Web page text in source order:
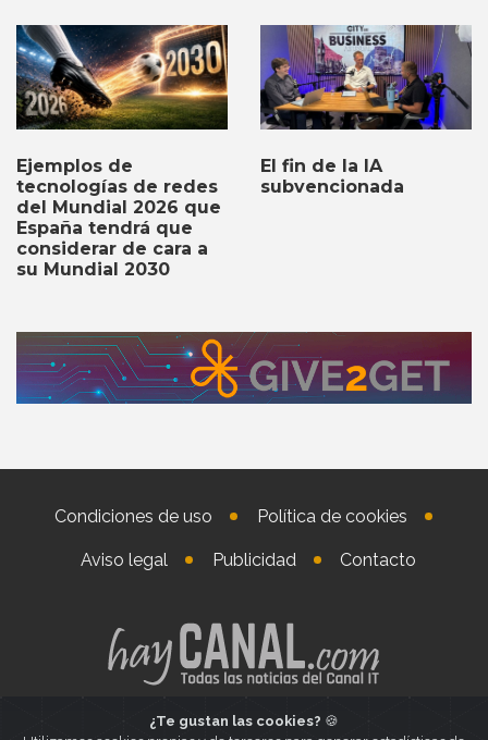
Ejemplos de
tecnologías de redes
del Mundial 2026 que
España tendrá que
considerar de cara a
su Mundial 2030
El fin de la IA
subvencionada
Condiciones de uso Política de cookies
Aviso legal Publicidad Contacto
¿Te gustan las cookies? 🍪